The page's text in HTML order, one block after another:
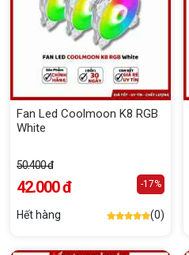
Fan Led Coolmoon K8 RGB
White
50.400 đ
42.000 đ -17%
Hết hàng (0)